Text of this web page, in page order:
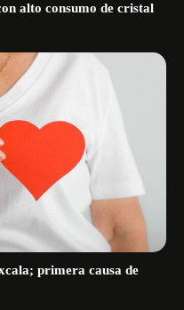
alto consumo de cristal
primera causa de